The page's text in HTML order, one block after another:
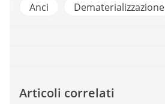
Anci Dematerializzazione
Articoli correlati